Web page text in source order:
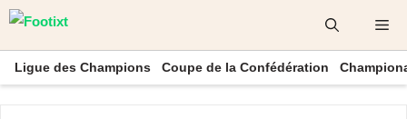
Aller
contenu
Ligue des Champions Coupe de la Confédération